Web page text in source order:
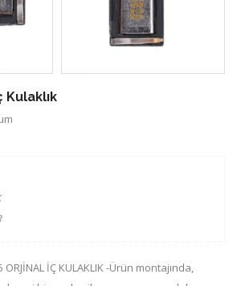
Kulaklık
İÇ KULAKLIK -Ürün montajında,